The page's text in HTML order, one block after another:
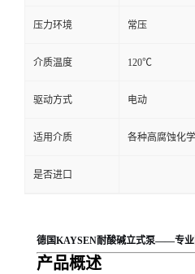
压力环境 常压
介质温度 120℃
驱动方式 电动
适用介质 各种高腐蚀化
是否进口
德国KAYSEN耐酸碱立式泵——专业
产品概述